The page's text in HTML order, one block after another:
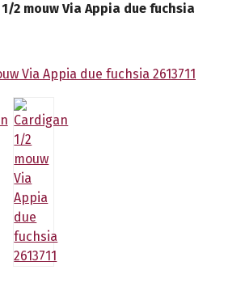
2 mouw Via Appia due fuchsia